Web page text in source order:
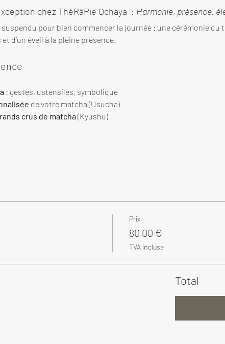
chez ThéRâPie Ochaya  : Harmonie, présence,
pour bien commencer la journée : une cérémonie du
d’un éveil à la pleine présence.
: gestes, ustensiles, symbolique
de votre matcha (Usucha)
crus de matcha (Kyushu)
Prix
80,00 €
TVA incluse
Total